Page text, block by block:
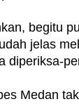
begitu
jelas
diperiksa-
Medan